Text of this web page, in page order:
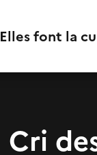
Elles font la
Cri